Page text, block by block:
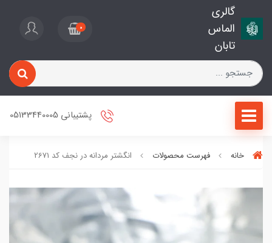
گالری
الماس
تابان
0
پشتیبانی 05133440005
خانه فهرست محصولات انگشتر مردانه در نجف کد 2671